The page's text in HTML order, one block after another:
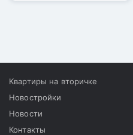
Квартиры на вторичке
Новостройки
Новости
Контакты